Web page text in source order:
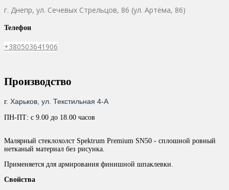
г. Днепр, ул. Сечевых Стрельцов, 86 (ул. Артёма, 86)
Телефон
+380503641906
Производство
г. Харьков, ул. Текстильная 4-А
ПН-ПТ: с 9.00 до 18.00 часов
Малярный стеклохолст Spektrum Premium SN50 - сплошной ровный
нетканый материал без рисунка.
Применяется для армирования финишной шпаклевки.
Свойства